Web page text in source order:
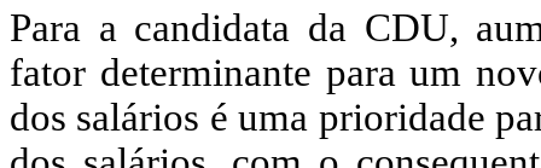
Para a candidata da CDU,
fator determinante para um
dos salários é uma prioridade